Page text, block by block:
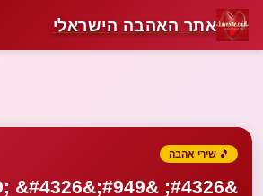
אתר האהבה הישראלי
🎵 שירי אהבה